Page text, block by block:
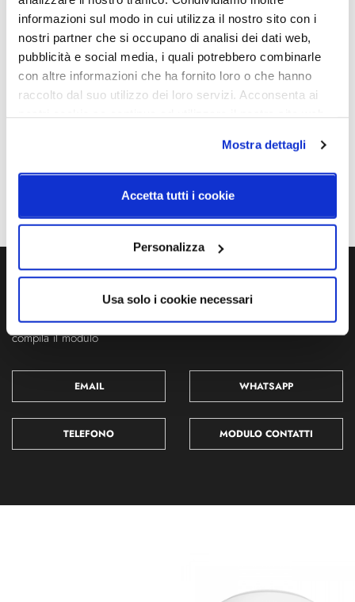
informazioni sul modo in cui utilizza il nostro sito con i
nostri partner che si occupano di analisi dei dati web,
pubblicità e social media, i quali potrebbero combinarle
con altre informazioni che ha fornito loro o che hanno
raccolto dal suo utilizzo dei loro servizi. Acconsenta ai
Mostra dettagli
Accetta tutti i cookie
Personalizza
Usa solo i cookie necessari
3000K
Ø830mm - P. 110mm - H.
980mm
Sorgente luminosa
Led integrato
Potenza e attacco
LED 24V - 16W - 1800lm -
CRI>80
Tecnopolimero
Classe energetica
IP
20
Ti servono maggiori informazioni?
Contattaci via Chat, via telefono allo + 39 039 9909099 oppure
compila il modulo
EMAIL WHATSAPP
TELEFONO MODULO CONTATTI